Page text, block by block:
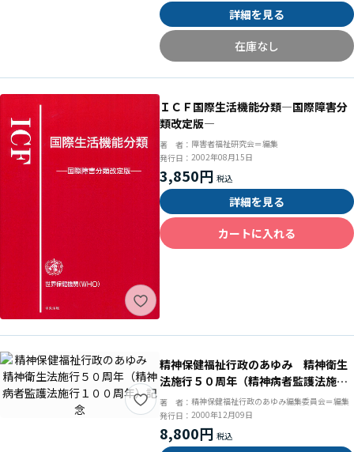
詳細を見る
在庫なし
ＩＣＦ国際生活機能分類―国際障害分
類改定版―
著 者： 障害者福祉研究会＝編集
発行日： 2002年08月15日
3,850円
詳細を見る
カートに入れる
精神保健福祉行政のあゆみ 精神衛生
法施行５０周年（精神病者監護法施行
１００周年）記念
著 者： 精神保健福祉行政のあゆみ編集委員会＝編集
発行日： 2000年12月09日
8,800円